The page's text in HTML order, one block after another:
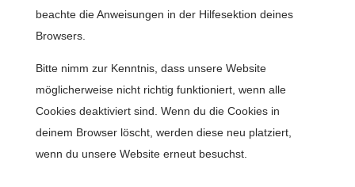
beachte die Anweisungen in der Hilfesektion deines
Browsers.
Bitte nimm zur Kenntnis, dass unsere Website
möglicherweise nicht richtig funktioniert, wenn alle
Cookies deaktiviert sind. Wenn du die Cookies in
deinem Browser löscht, werden diese neu platziert,
wenn du unsere Website erneut besuchst.